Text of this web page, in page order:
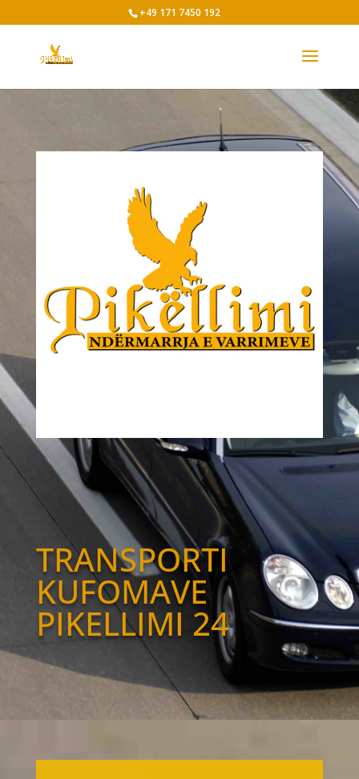
+49 171 7450 192
TRANSPORTI
KUFOMAVE
PIKELLIMI 24